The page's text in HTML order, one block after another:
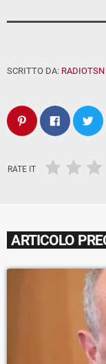
SCRITTO DA: RADIOTSN
RATE IT
ARTICOLO